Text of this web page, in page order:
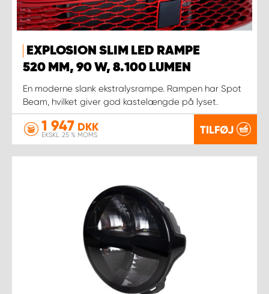
EXPLOSION SLIM LED RAMPE
520 MM, 90 W, 8.100 LUMEN
En moderne slank ekstralysrampe. Rampen har Spot
Beam, hvilket giver god kastelængde på lyset.
1 947 DKK
EKSKL. 25 % MOMS TILFØJ